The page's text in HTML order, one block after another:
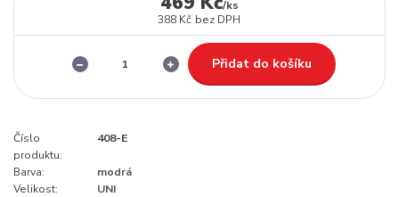
/ks
388 Kč bez DPH
Přidat do košíku
Číslo
produktu:
408-E
Barva:
modrá
Velikost:
UNI